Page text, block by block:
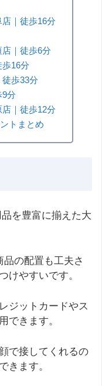
｜徒歩16分
｜徒歩6分
歩16分
歩33分
9分
｜徒歩12分
トまとめ
を豊富に揃えた大
の配置も工夫さ
けやすいです。
ジットカードやス
できます。
で接してくれるの
きます。